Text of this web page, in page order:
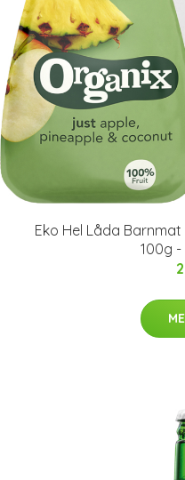
Eko Hel Låda Barnmat
100g